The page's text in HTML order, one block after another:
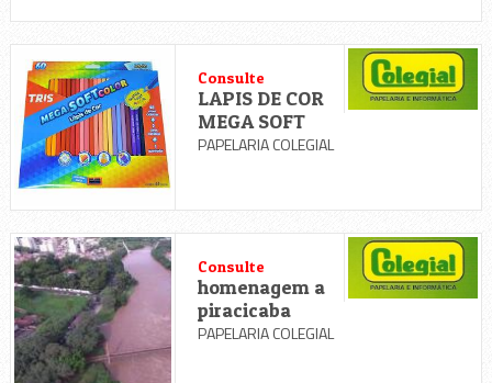
Consulte
LAPIS DE COR
MEGA SOFT
PAPELARIA COLEGIAL
Consulte
homenagem a
piracicaba
PAPELARIA COLEGIAL